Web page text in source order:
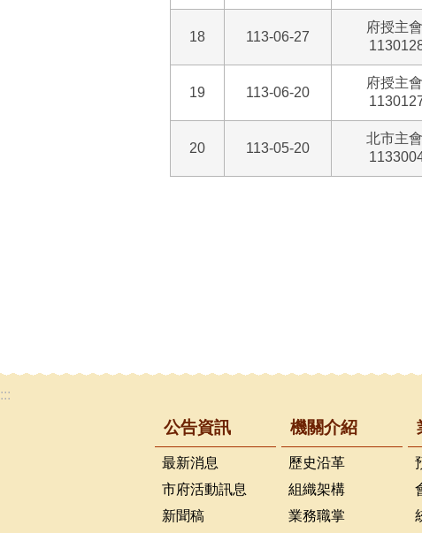
18 113-06-27
府授主
19 113-06-20
府授主
20 113-05-20
北市主
:::
公告資訊
最新消息
市府活動訊息
新聞稿
機關介紹
歷史沿革
組織架構
業務職掌